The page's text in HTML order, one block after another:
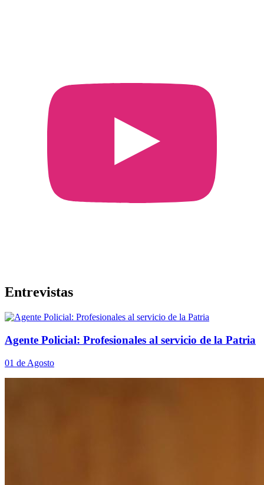
Entrevistas
Agente Policial: Profesionales al servicio de la Patria
01 de Agosto